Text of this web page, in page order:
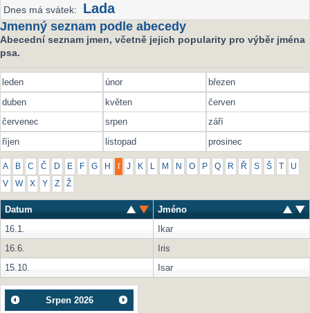
Dnes má svátek: Lada
Jmenný seznam podle abecedy
Abecední seznam jmen, včetně jejich popularity pro výběr jména
psa.
leden únor
březen
duben
květen
červen
červenec
srpen
září
říjen
listopad prosinec
A B C Č D E F G H J K L M N O P Q R Ř S Š U
V W X Y Z Ž
Datum
Jméno
16.1.
Ikar
16.6.
Iris
15.10.
Isar
Srpen 2026